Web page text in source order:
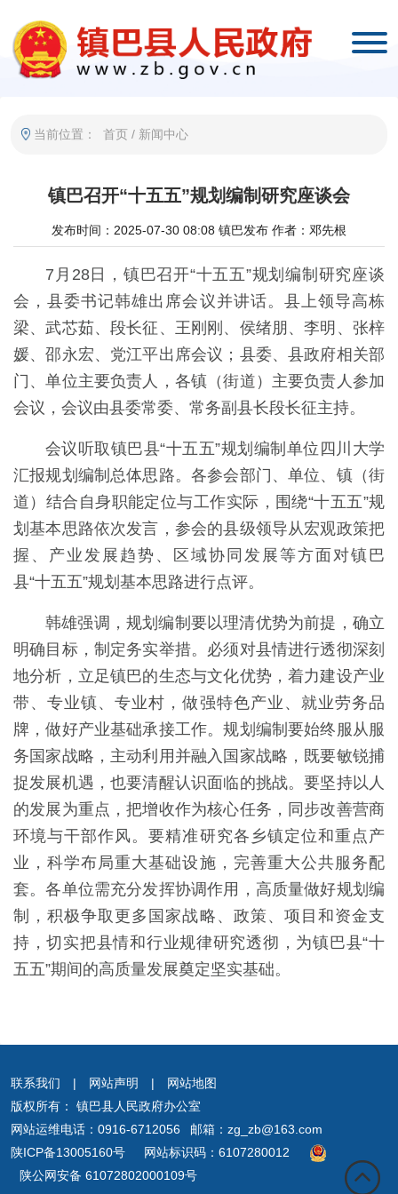
当前位置： 首页 / 新闻中心
镇巴召开“十五五”规划编制研究座谈会
发布时间：2025-07-30 08:08 镇巴发布 作者：邓先根
7月28日，镇巴召开“十五五”规划编制研究座谈
会，县委书记韩雄出席会议并讲话。县上领导高栋
梁、武芯茹、段长征、王刚刚、侯绪朋、李明、张梓
媛、邵永宏、党江平出席会议；县委、县政府相关部
门、单位主要负责人，各镇（街道）主要负责人参加
会议，会议由县委常委、常务副县长段长征主持。
会议听取镇巴县“十五五”规划编制单位四川大学
汇报规划编制总体思路。各参会部门、单位、镇（街
道）结合自身职能定位与工作实际，围绕“十五五”规
划基本思路依次发言，参会的县级领导从宏观政策把
握、产业发展趋势、区域协同发展等方面对镇巴
县“十五五”规划基本思路进行点评。
韩雄强调，规划编制要以理清优势为前提，确立
明确目标，制定务实举措。必须对县情进行透彻深刻
地分析，立足镇巴的生态与文化优势，着力建设产业
带、专业镇、专业村，做强特色产业、就业劳务品
牌，做好产业基础承接工作。规划编制要始终服从服
务国家战略，主动利用并融入国家战略，既要敏锐捕
捉发展机遇，也要清醒认识面临的挑战。要坚持以人
的发展为重点，把增收作为核心任务，同步改善营商
环境与干部作风。要精准研究各乡镇定位和重点产
业，科学布局重大基础设施，完善重大公共服务配
套。各单位需充分发挥协调作用，高质量做好规划编
制，积极争取更多国家战略、政策、项目和资金支
持，切实把县情和行业规律研究透彻，为镇巴县“十
五五”期间的高质量发展奠定坚实基础。
联系我们 | 网站声明 |
网站地图
版权所有： 镇巴县人民政府办公室
网站运维电话：0916-6712056 邮箱：zg_zb@163.com
陕ICP备13005160号
网站标识码：6107280012
陕公网安备 61072802000109号